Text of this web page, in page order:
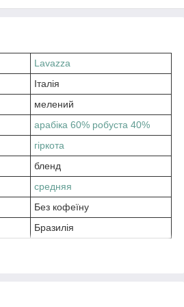
Lavazza
Італія
мелений
арабіка 60% робуста 40%
гіркота
бленд
средняя
Без кофеїну
Бразилія